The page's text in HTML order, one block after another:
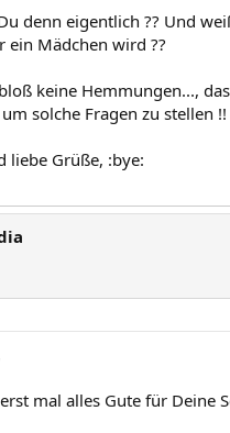
denn eigentlich ?? Und
ein Mädchen wird ??
keine Hemmungen...,
solche Fragen zu stellen !!
liebe Grüße, :bye:
mal alles Gute für Deine